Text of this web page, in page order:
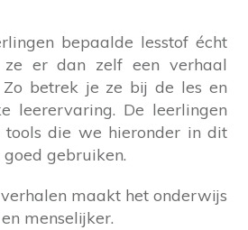
bepaalde lesstof écht
ze er dan zelf een verhaal
Zo betrek je ze bij de les en
leerervaring. De leerlingen
tools die we hieronder in dit
gebruiken.
maakt het onderwijs
menselijker.